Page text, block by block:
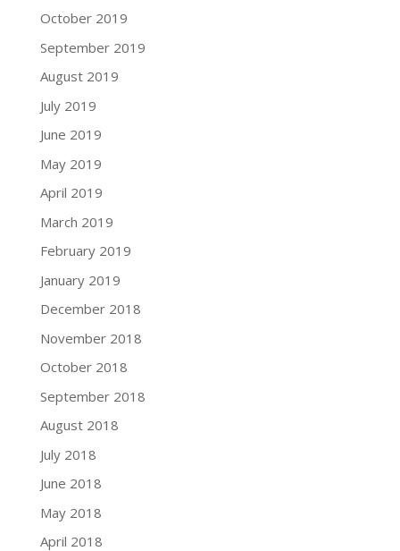
October 2019
September 2019
August 2019
July 2019
June 2019
May 2019
April 2019
March 2019
February 2019
January 2019
December 2018
November 2018
October 2018
September 2018
August 2018
July 2018
June 2018
May 2018
April 2018